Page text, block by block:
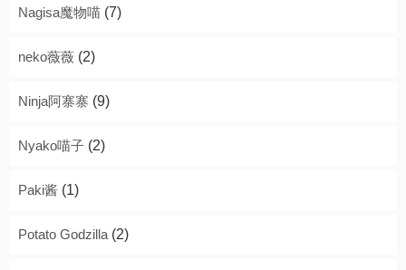
Nagisa魔物喵 (7)
neko薇薇 (2)
Ninja阿寨寨 (9)
Nyako喵子 (2)
Paki酱 (1)
Potato Godzilla (2)